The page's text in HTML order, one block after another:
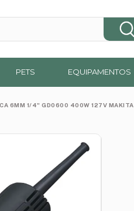
PETS EQUIPAMENTOS
6MM 1/4" GD0600 400W 127V MAKITA